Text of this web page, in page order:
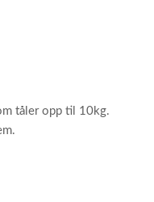
tåler opp til 10kg.